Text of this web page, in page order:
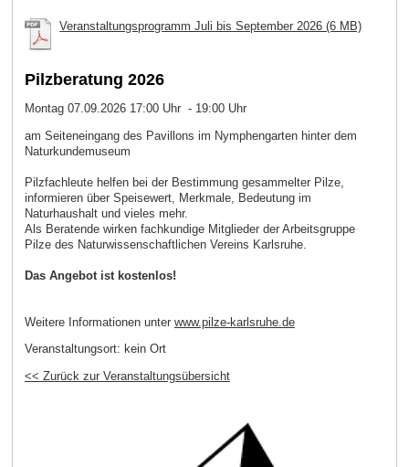
Veranstaltungsprogramm Juli bis September 2026 (6 MB)
Pilzberatung 2026
Montag 07.09.2026 17:00 Uhr - 19:00 Uhr
am Seiteneingang des Pavillons im Nymphengarten hinter dem
Naturkundemuseum
Pilzfachleute helfen bei der Bestimmung gesammelter Pilze,
informieren über Speisewert, Merkmale, Bedeutung im
Naturhaushalt und vieles mehr.
Als Beratende wirken fachkundige Mitglieder der Arbeitsgruppe
Pilze des Naturwissenschaftlichen Vereins Karlsruhe.
Das Angebot ist kostenlos!
Weitere Informationen unter www.pilze-karlsruhe.de
Veranstaltungsort: kein Ort
<< Zurück zur Veranstaltungsübersicht